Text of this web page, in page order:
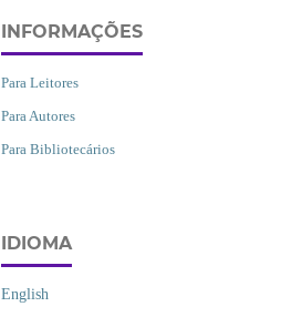
INFORMAÇÕES
Para Leitores
Para Autores
Para Bibliotecários
IDIOMA
English